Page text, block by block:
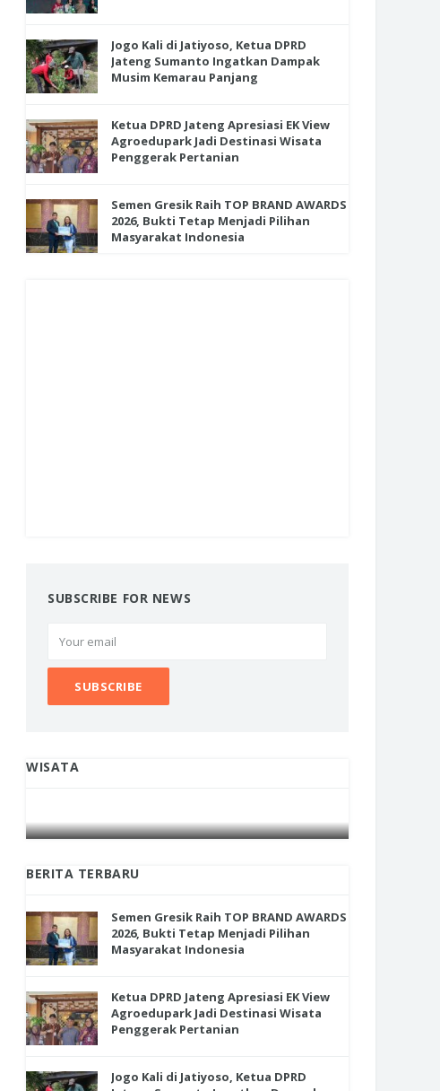
Jogo Kali di Jatiyoso, Ketua DPRD
Jateng Sumanto Ingatkan Dampak
Musim Kemarau Panjang
Ketua DPRD Jateng Apresiasi EK View
Agroedupark Jadi Destinasi Wisata
Penggerak Pertanian
Semen Gresik Raih TOP BRAND AWARDS
2026, Bukti Tetap Menjadi Pilihan
Masyarakat Indonesia
SUBSCRIBE FOR NEWS
WISATA
BERITA TERBARU
Semen Gresik Raih TOP BRAND AWARDS
2026, Bukti Tetap Menjadi Pilihan
Masyarakat Indonesia
Ketua DPRD Jateng Apresiasi EK View
Agroedupark Jadi Destinasi Wisata
Penggerak Pertanian
Jogo Kali di Jatiyoso, Ketua DPRD